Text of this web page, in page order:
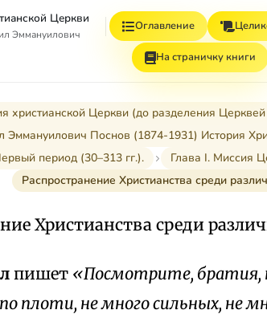
Церкви
Эммануилович
Оглавление
На страничку книги
христианской Церкви (до разделения
Эммануилович Поснов (1874-1931) История
период (30–313 гг.).
Глава I. Миссия
Распространение Христианства среди
Христианства среди
пишет «Посмотрите, братия,
плоти, не много сильных, не